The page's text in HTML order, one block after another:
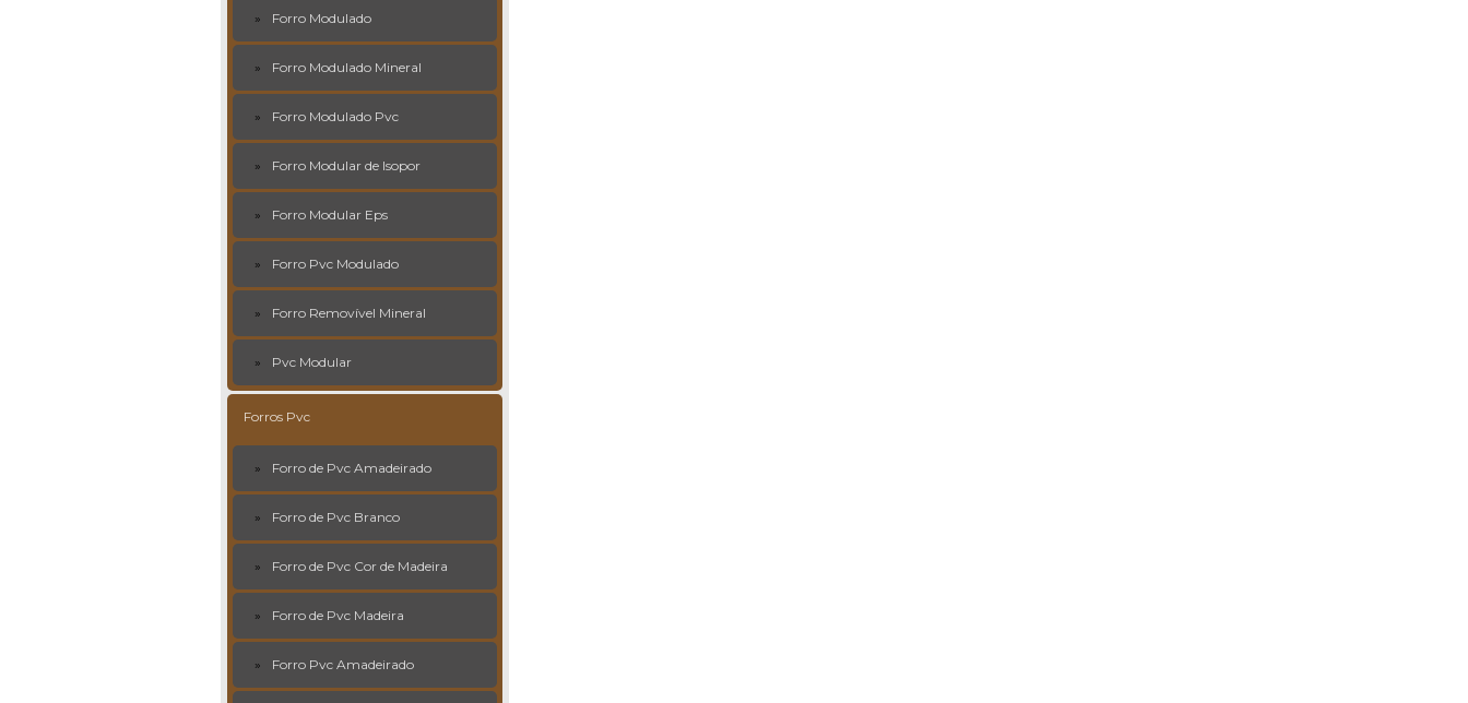
Forro Modulado
Forro Modulado Mineral
Forro Modulado Pvc
Forro Modular de Isopor
Forro Modular Eps
Forro Pvc Modulado
Forro Removível Mineral
Pvc Modular
Forros Pvc
Forro de Pvc Amadeirado
Forro de Pvc Branco
Forro de Pvc Cor de Madeira
Forro de Pvc Madeira
Forro Pvc Amadeirado